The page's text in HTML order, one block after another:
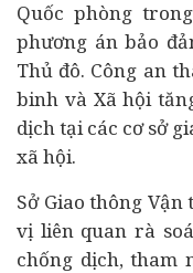
Quốc phòng
phương án bảo
Thủ đô. Công an
binh và Xã hội
dịch tại các cơ sở
xã hội.
Sở Giao thông
vị liên quan rà
chống dịch, tham